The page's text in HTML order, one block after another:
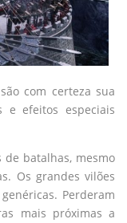
com certeza sua
e efeitos especiais
batalhas, mesmo
Os grandes vilões
Perderam
mais próximas a